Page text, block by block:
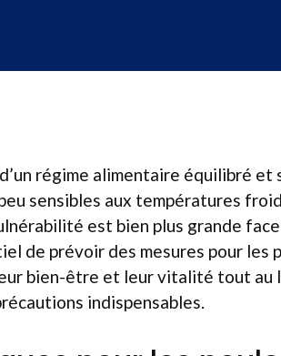
régime alimentaire équilibré
sensibles aux températures
est bien plus grande
de prévoir des mesures pour les
bien-être et leur vitalité tout au
indispensables.